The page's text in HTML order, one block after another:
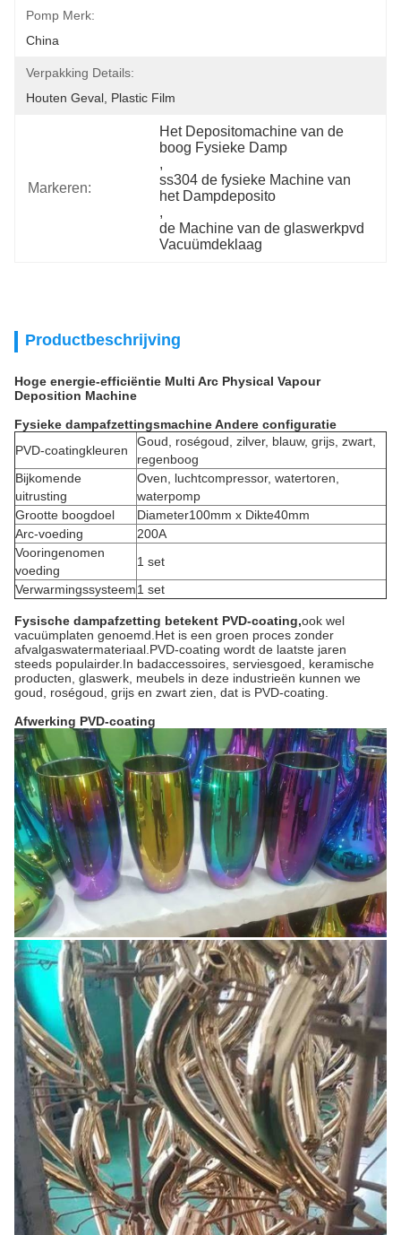
Pomp Merk:
China
Verpakking Details:
Houten Geval, Plastic Film
Markeren:
Het Depositomachine van de
boog Fysieke Damp
,
ss304 de fysieke Machine van
het Dampdeposito
,
de Machine van de glaswerkpvd
Vacuümdeklaag
Productbeschrijving
Hoge energie-efficiëntie Multi Arc Physical Vapour
Deposition Machine
Fysieke dampafzettingsmachine Andere configuratie
PVD-coatingkleuren
Goud, roségoud, zilver, blauw, grijs, zwart,
regenboog
Bijkomende
uitrusting
Oven, luchtcompressor, watertoren,
waterpomp
Grootte boogdoel
Diameter100mm x Dikte40mm
Arc-voeding
200A
Vooringenomen
voeding
1 set
Verwarmingssysteem1 set
Fysische dampafzetting betekent PVD-coating,ook wel
vacuümplaten genoemd.Het is een groen proces zonder
afvalgaswatermateriaal.PVD-coating wordt de laatste jaren
steeds populairder.In badaccessoires, serviesgoed, keramische
producten, glaswerk, meubels in deze industrieën kunnen we
goud, roségoud, grijs en zwart zien, dat is PVD-coating.
Afwerking PVD-coating